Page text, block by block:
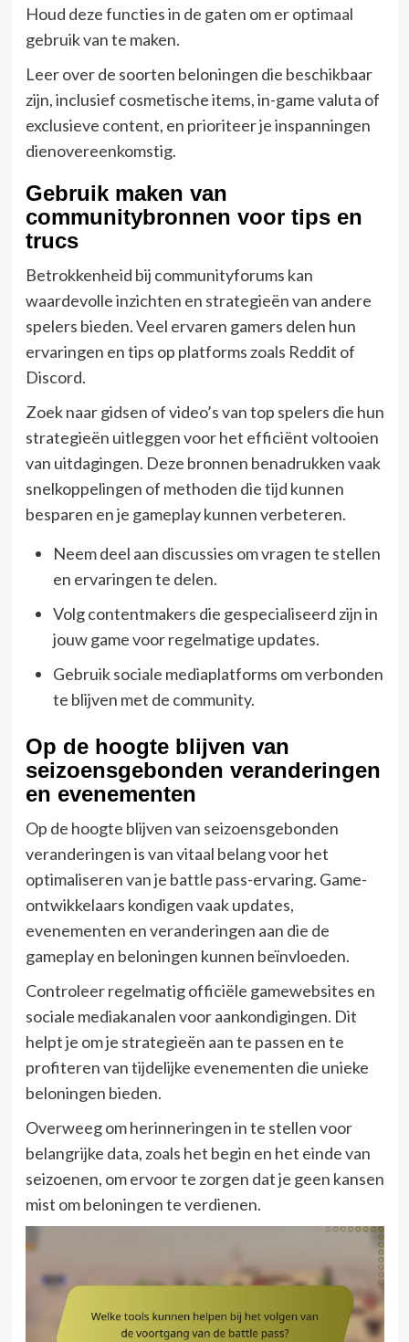
Houd deze functies in de gaten om er optimaal
gebruik van te maken.
Leer over de soorten beloningen die beschikbaar
zijn, inclusief cosmetische items, in-game valuta of
exclusieve content, en prioriteer je inspanningen
dienovereenkomstig.
Gebruik maken van
communitybronnen voor tips en
trucs
Betrokkenheid bij communityforums kan
waardevolle inzichten en strategieën van andere
spelers bieden. Veel ervaren gamers delen hun
ervaringen en tips op platforms zoals Reddit of
Discord.
Zoek naar gidsen of video’s van top spelers die hun
strategieën uitleggen voor het efficiënt voltooien
van uitdagingen. Deze bronnen benadrukken vaak
snelkoppelingen of methoden die tijd kunnen
besparen en je gameplay kunnen verbeteren.
Neem deel aan discussies om vragen te stellen
en ervaringen te delen.
Volg contentmakers die gespecialiseerd zijn in
jouw game voor regelmatige updates.
Gebruik sociale mediaplatforms om verbonden
te blijven met de community.
Op de hoogte blijven van
seizoensgebonden veranderingen
en evenementen
Op de hoogte blijven van seizoensgebonden
veranderingen is van vitaal belang voor het
optimaliseren van je battle pass-ervaring. Game-
ontwikkelaars kondigen vaak updates,
evenementen en veranderingen aan die de
gameplay en beloningen kunnen beïnvloeden.
Controleer regelmatig officiële gamewebsites en
sociale mediakanalen voor aankondigingen. Dit
helpt je om je strategieën aan te passen en te
profiteren van tijdelijke evenementen die unieke
beloningen bieden.
Overweeg om herinneringen in te stellen voor
belangrijke data, zoals het begin en het einde van
seizoenen, om ervoor te zorgen dat je geen kansen
mist om beloningen te verdienen.